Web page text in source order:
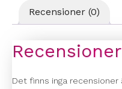
Recensioner (0)
Recensioner
Det finns inga recensioner